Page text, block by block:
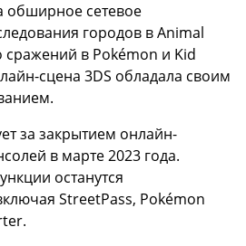
обширное сетевое
городов в Animal
сражений в Pokémon и Kid
сцена 3DS обладала своим
за закрытием онлайн-
в марте 2023 года.
останутся
StreetPass, Pokémon